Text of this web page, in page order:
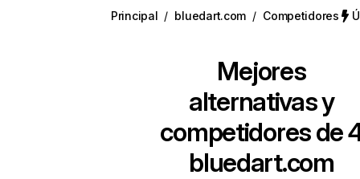
Principal / bluedart.com / Competidores
Mejores
alternativas y
competidores de
bluedart.com